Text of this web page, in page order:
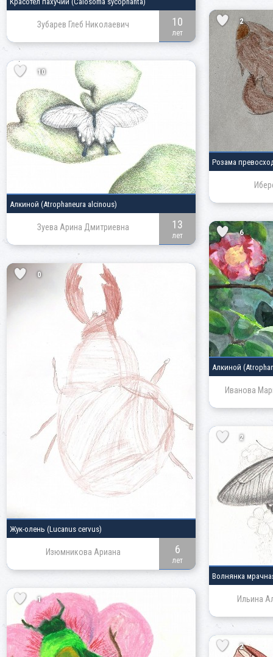
Зубарев Глеб Николаевич 10
лет
2
Розама
10
Алкиной (Atrophaneura alcinous)
Зуева Арина Дмитриевна 13
лет 6
Алкиной
Иванова
0
Жук-олень (Lucanus cervus)
Изюмникова Ариана 6
лет
2
Волнянка
Ильина
1
2